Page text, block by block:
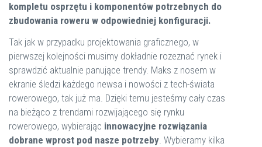
kompletu osprzętu i komponentów potrzebnych do
zbudowania roweru w odpowiedniej konfiguracji.
Tak jak w przypadku projektowania graficznego, w
pierwszej kolejności musimy dokładnie rozeznać rynek i
sprawdzić aktualnie panujące trendy. Maks z nosem w
ekranie śledzi każdego newsa i nowości z tech-świata
rowerowego, tak już ma. Dzięki temu jesteśmy cały czas
na bieżąco z trendami rozwijającego się rynku
rowerowego, wybierając innowacyjne rozwiązania
dobrane wprost pod nasze potrzeby. Wybieramy kilka